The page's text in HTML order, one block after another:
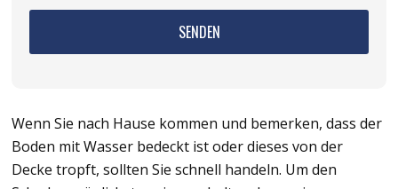
Wenn Sie nach Hause kommen und bemerken, dass der
Boden mit Wasser bedeckt ist oder dieses von der
Decke tropft, sollten Sie schnell handeln. Um den